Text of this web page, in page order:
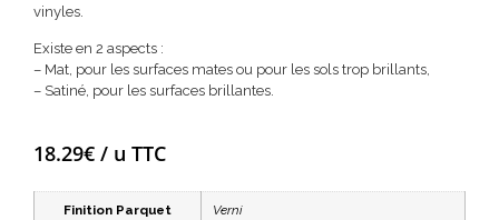
vinyles.
Existe en 2 aspects :
– Mat, pour les surfaces mates ou pour les sols trop brillants,
– Satiné, pour les surfaces brillantes.
18.29€ / u TTC
Finition Parquet Verni